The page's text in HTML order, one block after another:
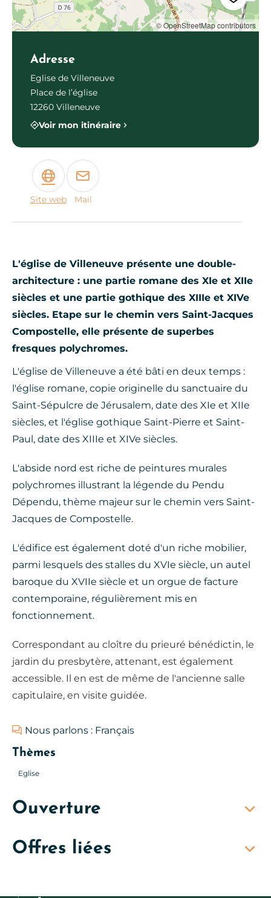
L'église de Villeneuve présente une double-
architecture : une partie romane des XIe et XIIe
siècles et une partie gothique des XIIIe et XIVe
siècles. Etape sur le chemin vers Saint-Jacques
Compostelle, elle présente de superbes
fresques polychromes.
L'église de Villeneuve a été bâti en deux temps :
l'église romane, copie originelle du sanctuaire du
Saint-Sépulcre de Jérusalem, date des XIe et XIIe
siècles, et l'église gothique Saint-Pierre et Saint-
Paul, date des XIIIe et XIVe siècles.
L'abside nord est riche de peintures murales
polychromes illustrant la légende du Pendu
Dépendu, thème majeur sur le chemin vers Saint-
Jacques de Compostelle.
L'édifice est également doté d'un riche mobilier,
parmi lesquels des stalles du XVIe siècle, un autel
baroque du XVIIe siècle et un orgue de facture
contemporaine, régulièrement mis en
fonctionnement.
Correspondant au cloître du prieuré bénédictin, le
jardin du presbytère, attenant, est également
accessible. Il en est de même de l'ancienne salle
capitulaire, en visite guidée.
Nous parlons : Français
Thèmes
Eglise
Ouverture
Offres liées
© OpenStreetMap contributors
Adresse
Eglise de Villeneuve
Place de l’église
12260 Villeneuve
Voir mon itinéraire
Site web Mail